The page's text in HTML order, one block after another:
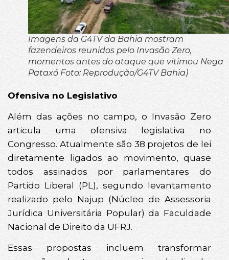
Imagens da G4TV da Bahia mostram
fazendeiros reunidos pelo Invasão Zero,
momentos antes do ataque que vitimou Nega
Pataxó Foto: Reprodução/G4TV Bahia)
Ofensiva no Legislativo
Além das ações no campo, o Invasão Zero
articula uma ofensiva legislativa no
Congresso. Atualmente são 38 projetos de lei
diretamente ligados ao movimento, quase
todos assinados por parlamentares do
Partido Liberal (PL), segundo levantamento
realizado pelo Najup (Núcleo de Assessoria
Jurídica Universitária Popular) da Faculdade
Nacional de Direito da UFRJ.
Essas propostas incluem transformar